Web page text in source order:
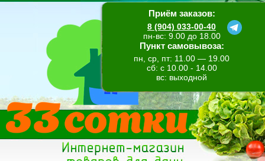
Приём заказов:
8 (904) 033-00-40
пн-вс: 9.00 до 18.00
Пункт самовывоза:
пн, ср, пт: 11.00 — 19.00
сб: с 10.00 - 14.00
вс: выходной